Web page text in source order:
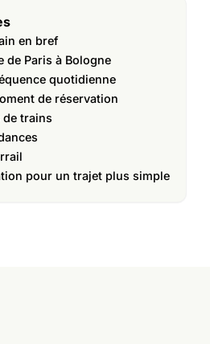
en bref
de Paris à Bologne
quotidienne
de réservation
de trains
pour un trajet plus simple